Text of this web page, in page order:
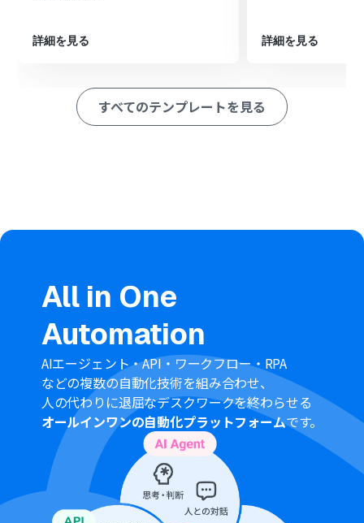
※「トリガー」：フロー起動のきっかけとなるアクション、「オ
■このワークフローのカスタムポイント
Airtableのトリガー設定では、どのデータベースのレコー
間隔を選択できます。
プランによって最短の起動間隔が異なりますので、ご注意
ください。
Airtableのアウトプットの取得方法は
ください。
ダウンロード可能なファイル容量は最大300MBまでで
す。アプリの仕様によっては300MB未満になる可能性が
あるので、ご注意ください。
トリガー、各オペレーションでの取り扱い可能なファイ
ル容量の詳細は
こちらをご覧ください。
詳細を見る 詳細を見る
すべてのテンプレートを見る
All in One
Automation
AIエージェント・API・ワークフロー・RPA
などの複数の自動化技術を組み合わせ、
人の代わりに退屈なデスクワークを終わらせる
オールインワンの自動化プラットフォームです。